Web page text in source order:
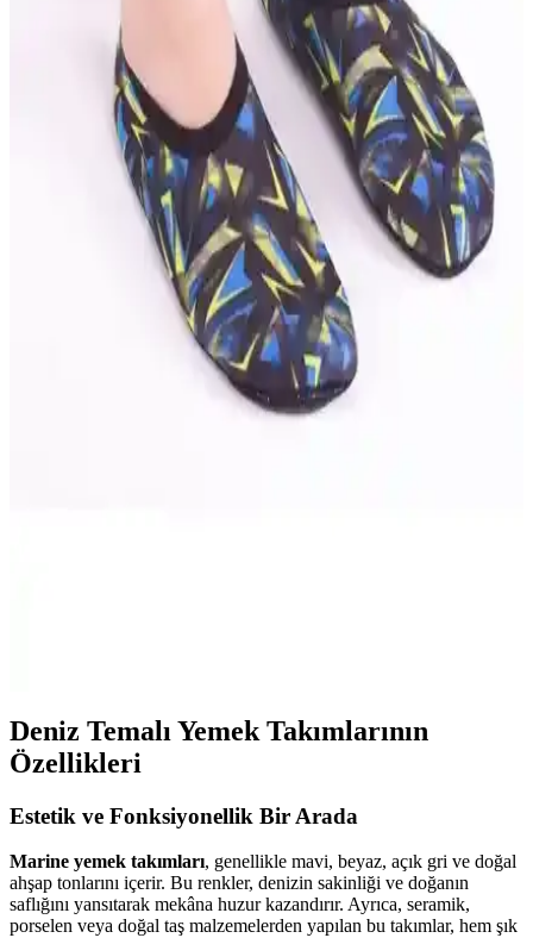
Black Deer ve Yongtai Erkek Deniz Ayakkabıları
Karşılaştırması: Malzeme, Konfor ve Kullanım
İki farklı plaj ve deniz ayakkabısı ürününü detaylı karşılaştırıyoruz.
Malzeme, konfor, kaymazlık ve kullanıcı geri bildirimleriyle
ürünlerin performansını analiz ediyoruz.
Slipstop Juliet ve Slipstop Miss Kaydırmaz Deniz
Ayakkabısı Karşılaştırması
Slipstop Juliet ve Slipstop Miss modelleri, kaydırmaz tabanları,
hafifliği ve dayanıklılığıyla deniz ve havuz aktivitelerinde güvenli
kullanım sunar. Her iki ürün de çeşitli beden ve renk seçenekleriyle
Savana Deniz ve Kaymaz Taban Patiği
Karşılaştırması: Özellikler ve Kullanıcı Yorumları
Deniz Temalı Yemek Takımlarının
Özellikleri
Estetik ve Fonksiyonellik Bir Arada
Marine yemek takımları, genellikle mavi, beyaz, açık gri ve doğal
ahşap tonlarını içerir. Bu renkler, denizin sakinliği ve doğanın
saflığını yansıtarak mekâna huzur kazandırır. Ayrıca, seramik,
porselen veya doğal taş malzemelerden yapılan bu takımlar, hem şık